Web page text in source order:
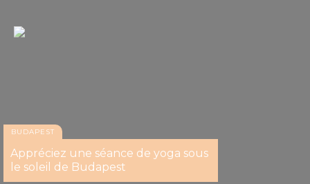
BUDAPEST
Appréciez une séance de yoga sous
le soleil de Budapest